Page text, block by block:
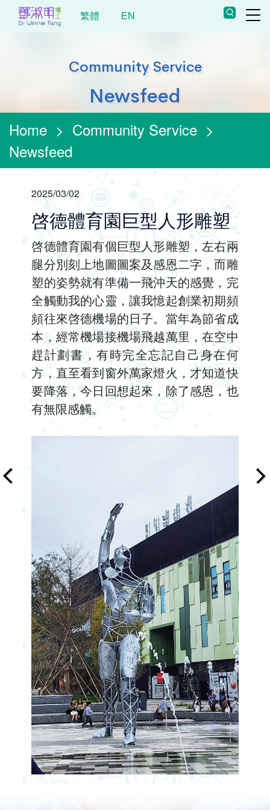
繁體 EN
Community Service
Newsfeed
Home > Community Service >
Newsfeed
2025/03/02
啓德體育園巨型人形雕塑
啓德體育園有個巨型人形雕塑，左右兩
腿分別刻上地圖圖案及感恩二字，而雕
塑的姿勢就有準備一飛沖天的感覺，完
全觸動我的心靈，讓我憶起創業初期頻
頻往來啓德機場的日子。當年為節省成
本，經常機場接機場飛越萬里，在空中
趕計劃書，有時完全忘記自己身在何
方，直至看到窗外萬家燈火，才知道快
要降落，今日回想起來，除了感恩，也
有無限感觸。